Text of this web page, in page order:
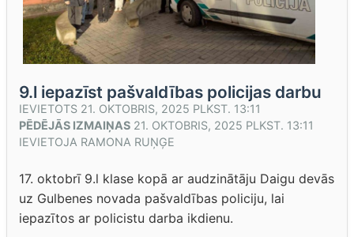
9.l iepazīst pašvaldības policijas darbu
IEVIETOTS 21. OKTOBRIS, 2025 PLKST. 13:11
PĒDĒJĀS IZMAIŅAS 21. OKTOBRIS, 2025 PLKST. 13:11
IEVIETOJA RAMONA RUŅĢE
17. oktobrī 9.l klase kopā ar audzinātāju Daigu devās
uz Gulbenes novada pašvaldības policiju, lai
iepazītos ar policistu darba ikdienu.